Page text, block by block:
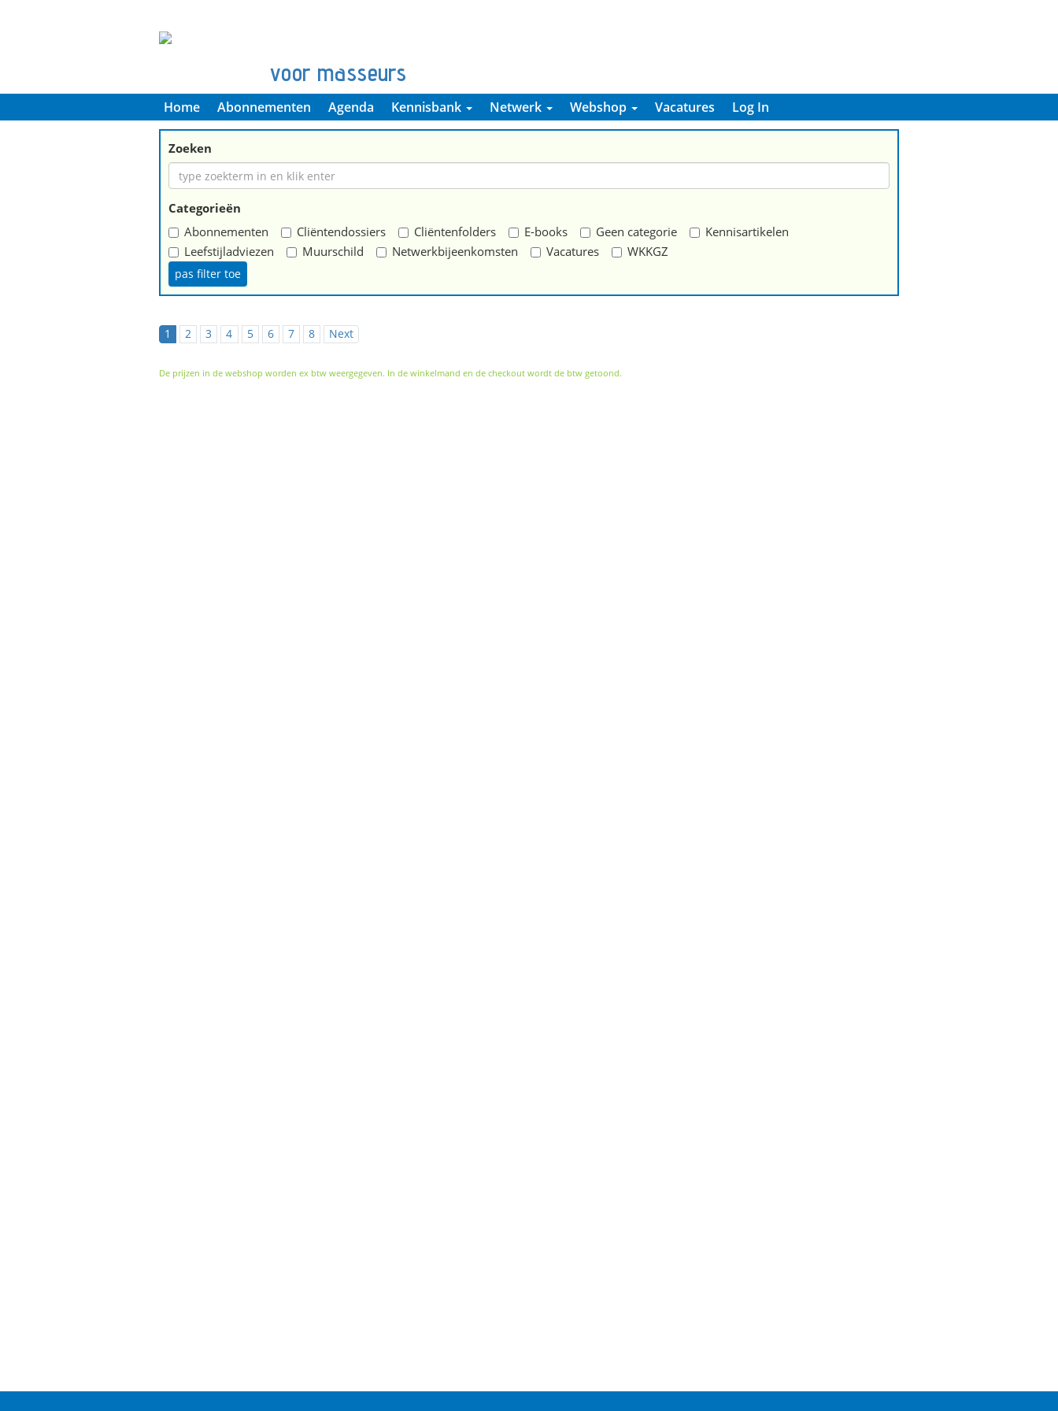
voor masseurs
Home Abonnementen Agenda Kennisbank Netwerk Webshop Vacatures Log In
Zoeken
Categorieën
Abonnementen
Cliëntendossiers Cliëntenfolders E-books Geen categorie
Kennisartikelen
Leefstijladviezen
Muurschild Netwerkbijeenkomsten Vacatures WKKGZ
1 2 3 4 5 6 7 8 Next
De prijzen in de webshop worden ex btw weergegeven. In de winkelmand en de checkout wordt de btw getoond.